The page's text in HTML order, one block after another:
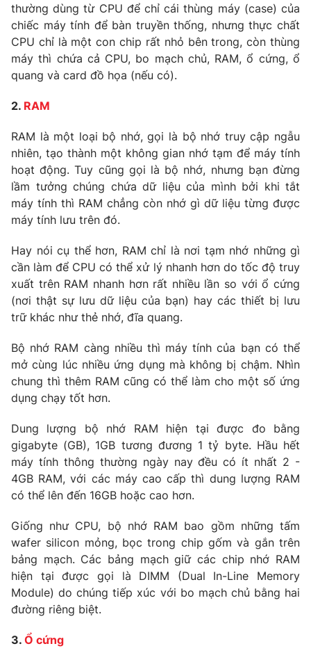
Liên hệ tòa soạn English
Theo dõi báo trên
Cơ quan chủ quản:
Đài Truyền hình Việt Nam
Cơ quan báo chí: Thời báo VTV
Giấy phép hoạt động báo in và báo điện tử số 483/GP-BTTTT
Tổng Biên tập:Vũ Thanh Thủy
Phó Tổng Biên tập:Nguyễn Thị Mỹ Hạnh, Phạm Quốc Thắng,
Nguyễn Trọng Ninh
Tổng đài VTV: 024.38 355 931 - 024.38 355 932
Ðiện thoại Thời báo VTV: 024.66 897 897
Email: toasoan@vtv.vn
Liên hệ quảng cáo:024-7300.7108
® Cấm sao chép dưới mọi hình thức nếu không có sự chấp
thuận bằng văn bản. Ghi rõ nguồn VTV.vn khi phát hành lại
thông tin từ website này.
thường dùng từ CPU để chỉ cái thùng máy (case) của
chiếc máy tính để bàn truyền thống, nhưng thực chất
CPU chỉ là một con chip rất nhỏ bên trong, còn thùng
máy thì chứa cả CPU, bo mạch chủ, RAM, ổ cứng, ổ
quang và card đồ họa (nếu có).
2. RAM
RAM là một loại bộ nhớ, gọi là bộ nhớ truy cập ngẫu
nhiên, tạo thành một không gian nhớ tạm để máy tính
hoạt động. Tuy cũng gọi là bộ nhớ, nhưng bạn đừng
lầm tưởng chúng chứa dữ liệu của mình bởi khi tắt
máy tính thì RAM chẳng còn nhớ gì dữ liệu từng được
máy tính lưu trên đó.
Hay nói cụ thể hơn, RAM chỉ là nơi tạm nhớ những gì
cần làm để CPU có thể xử lý nhanh hơn do tốc độ truy
xuất trên RAM nhanh hơn rất nhiều lần so với ổ cứng
(nơi thật sự lưu dữ liệu của bạn) hay các thiết bị lưu
trữ khác như thẻ nhớ, đĩa quang.
Bộ nhớ RAM càng nhiều thì máy tính của bạn có thể
mở cùng lúc nhiều ứng dụng mà không bị chậm. Nhìn
chung thì thêm RAM cũng có thể làm cho một số ứng
dụng chạy tốt hơn.
Dung lượng bộ nhớ RAM hiện tại được đo bằng
gigabyte (GB), 1GB tương đương 1 tỷ byte. Hầu hết
máy tính thông thường ngày nay đều có ít nhất 2 -
4GB RAM, với các máy cao cấp thì dung lượng RAM
có thể lên đến 16GB hoặc cao hơn.
Giống như CPU, bộ nhớ RAM bao gồm những tấm
wafer silicon mỏng, bọc trong chip gốm và gắn trên
bảng mạch. Các bảng mạch giữ các chip nhớ RAM
hiện tại được gọi là DIMM (Dual In-Line Memory
Module) do chúng tiếp xúc với bo mạch chủ bằng hai
đường riêng biệt.
3. Ổ cứng